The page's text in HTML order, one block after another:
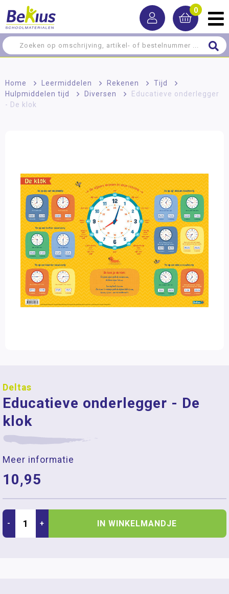
0
Home > Leermiddelen > Rekenen > Tijd
>
Hulpmiddelen tijd
> Diversen >
Educatieve onderlegger
- De klok
Deltas
Educatieve onderlegger - De
klok
Meer informatie
10,95
- + IN WINKELMANDJE